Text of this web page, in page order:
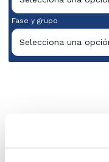
Fase y grupo
Selecciona una